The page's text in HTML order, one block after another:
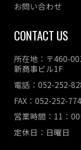
お問い合わせ
CONTACT US
所在地：〒460-
新商事ビル1F
電話：052-252-
FAX：052-252-
営業時間：11：
定休日：日曜日